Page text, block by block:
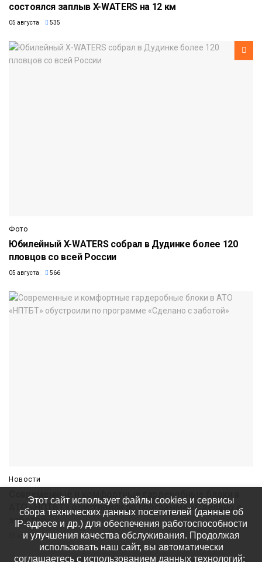
состоялся заплыв X-WATERS на 12 км
05 августа 535
Фото
Юбилейный X-WATERS собрал в Дудинке более 120
пловцов со всей России
05 августа 566
Новости
Современные и комфортные гардеробные блоки в
АТО «НПТБТ» обустроили по программе «Сделано с
заботой»
05 августа 516
Этот сайт использует файлы cookies и сервисы
сбора технических данных посетителей (данные об
IP-адресе и др.) для обеспечения работоспособности
и улучшения качества обслуживания. Продолжая
использовать наш сайт, вы автоматически
соглашаетесь с использованием данных технологий: